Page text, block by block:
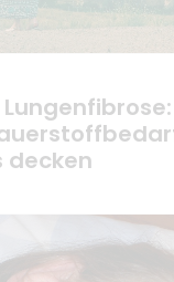
decken